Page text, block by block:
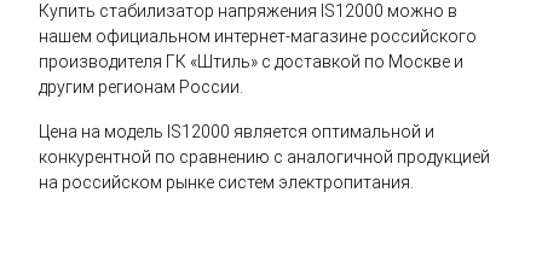
Купить стабилизатор напряжения IS12000 можно в
нашем официальном интернет-магазине российского
производителя ГК «Штиль» с доставкой по Москве и
другим регионам России.
Цена на модель IS12000 является оптимальной и
конкурентной по сравнению с аналогичной продукцией
на российском рынке систем электропитания.